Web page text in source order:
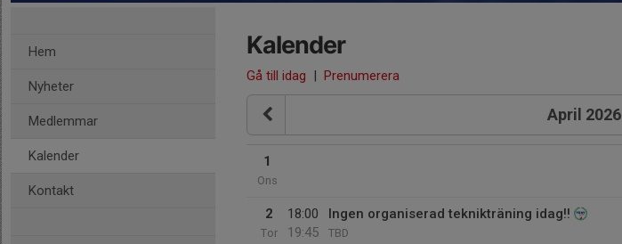
Hem
Nyheter
Medlemmar
Kalender
Kontakt
Kalender
Gå till idag | Prenumerera
April 2026
1
Ons
2
Tor
18:00
19:45
Ingen organiserad teknikträning idag!!
TBD